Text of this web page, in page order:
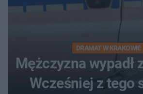
DRAMAT W KRAKOWIE
Mężczyzna wypadł
Wcześniej z tego